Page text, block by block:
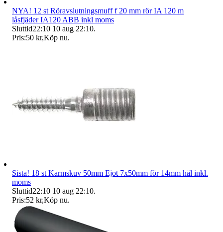
NYA! 12 st Röravslutningsmuff f 20 mm rör IA 120 m
låsfjäder IA120 ABB inkl moms
Sluttid22:10 10 aug 22:10.
Pris:50 kr,Köp nu.
Sista! 18 st Karmskuv 50mm Ejot 7x50mm för 14mm hål inkl.
moms
Sluttid22:10 10 aug 22:10.
Pris:52 kr,Köp nu.